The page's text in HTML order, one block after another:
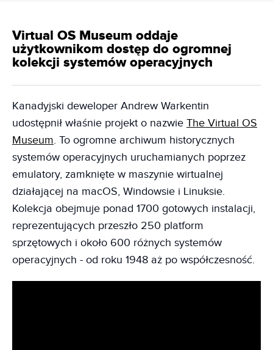
Virtual OS Museum oddaje
użytkownikom dostęp do ogromnej
kolekcji systemów operacyjnych
Kanadyjski deweloper Andrew Warkentin
udostępnił właśnie projekt o nazwie The Virtual OS
Museum. To ogromne archiwum historycznych
systemów operacyjnych uruchamianych poprzez
emulatory, zamknięte w maszynie wirtualnej
działającej na macOS, Windowsie i Linuksie.
Kolekcja obejmuje ponad 1700 gotowych instalacji,
reprezentujących przeszło 250 platform
sprzętowych i około 600 różnych systemów
operacyjnych - od roku 1948 aż po współczesność.